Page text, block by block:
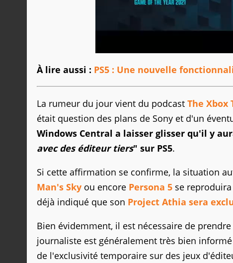
À lire aussi : PS5 : Une nouvelle
La rumeur du jour vient du podcast The Xbox
était question des plans de Sony et d'un
Windows Central a laisser glisser qu'il y
avec des éditeur tiers" sur PS5.
Si cette affirmation se confirme, la situation
Man's Sky ou encore Persona 5 se
déjà indiqué que son Project Athia sera
Bien évidemment, il est nécessaire de
journaliste est généralement très bien
de l'exclusivité temporaire sur des jeux